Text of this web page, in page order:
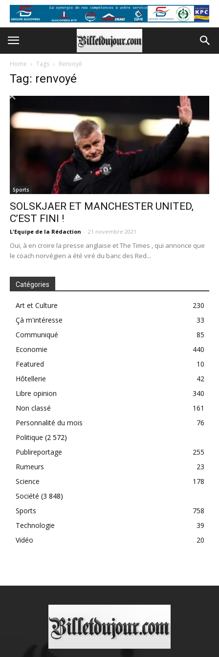
Home Tags Renvoyé
Tag: renvoyé
Sports
SOLSKJAER ET MANCHESTER UNITED,
C’EST FINI !
L'Equipe de la Rédaction - 21 novembre 2021
Oui, à en croire la presse anglaise et The Times , qui annonce que
le coach norvégien a été viré du banc des Red...
Catégories
Art et Culture
230
Çà m'intéresse
33
Communiqué
85
Economie
440
Featured
10
Hôtellerie
42
Libre opinion
340
Non classé
161
Personnalité du mois
76
Politique (2 572)
Publireportage
255
Rumeurs
23
Science
178
Société (3 848)
Sports
758
Technologie
39
Vidéo
20